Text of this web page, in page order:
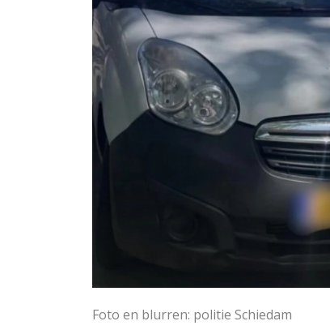
Foto en blurren: politie Schiedam